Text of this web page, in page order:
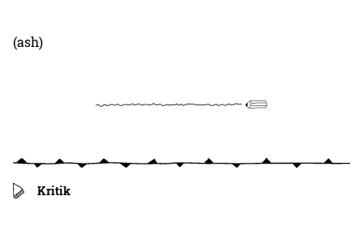
(ash)
Kritik